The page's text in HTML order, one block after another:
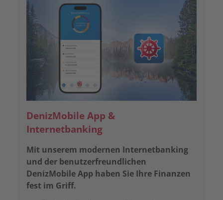
DenizMobile App &
Internetbanking
Mit unserem modernen Internetbanking
und der benutzerfreundlichen
DenizMobile App haben Sie Ihre Finanzen
fest im Griff.